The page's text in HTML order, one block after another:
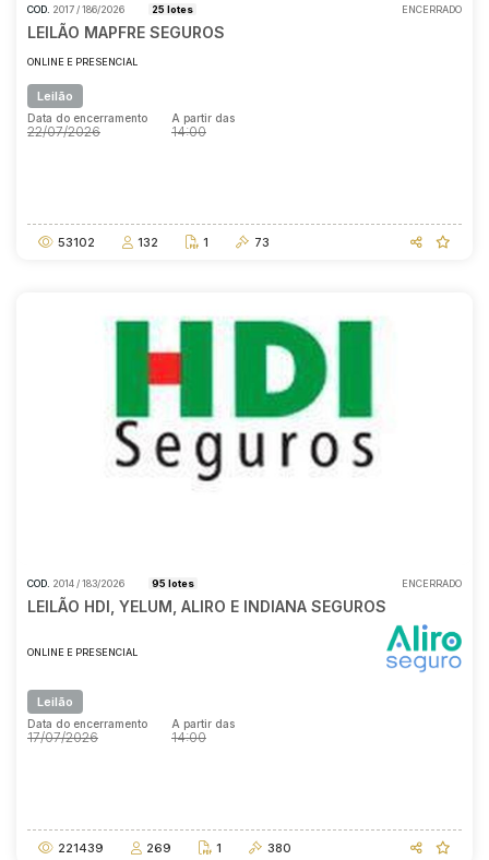
COD. 2017 / 186/2026 25 lotes ENCERRADO
LEILÃO MAPFRE SEGUROS
ONLINE E PRESENCIAL
Leilão
Data do encerramento
22/07/2026
A partir das
14:00
53102 132 1 73
COD. 2014 / 183/2026 95 lotes ENCERRADO
LEILÃO HDI, YELUM, ALIRO E INDIANA SEGUROS
ONLINE E PRESENCIAL
Leilão
Data do encerramento
17/07/2026
A partir das
14:00
221439 269 1 380